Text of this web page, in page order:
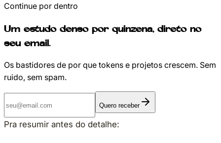
Continue por dentro
Um estudo denso por quinzena, direto no
seu email.
Os bastidores de por que tokens e projetos crescem. Sem
ruido, sem spam.
Quero receber
Pra resumir antes do detalhe: